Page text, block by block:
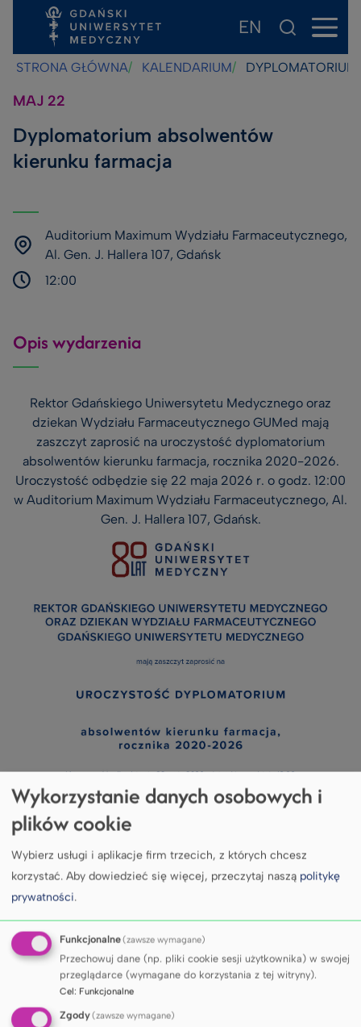
Przejdź
do
treści
Przejdź
do
wyszukiwarki
Przejdź
do
stopki
EN
STRONA GŁÓWNA KALENDARIUM
MAJ 22
Dyplomatorium absolwentów
kierunku farmacja
Auditorium Maximum Wydziału Farmaceutycznego,
Al. Gen. J. Hallera 107, Gdańsk
12:00
Opis wydarzenia
Rektor Gdańskiego Uniwersytetu Medycznego oraz
dziekan Wydziału Farmaceutycznego GUMed mają
zaszczyt zaprosić na uroczystość dyplomatorium
absolwentów kierunku farmacja, rocznika 2020-2026.
Uroczystość odbędzie się 22 maja 2026 r. o godz. 12:00
w Auditorium Maximum Wydziału Farmaceutycznego, Al.
Gen. J. Hallera 107, Gdańsk.
Wykorzystanie danych osobowych i
plików cookie
Wybierz usługi i aplikacje firm trzecich, z których chcesz
korzystać. Aby dowiedzieć się więcej, przeczytaj naszą politykę
prywatności.
Funkcjonalne(zawsze wymagane)
Przechowuj dane (np. pliki cookie sesji użytkownika) w swojej
przeglądarce (wymagane do korzystania z tej witryny).
Cel: Funkcjonalne
Zgody(zawsze wymagane)